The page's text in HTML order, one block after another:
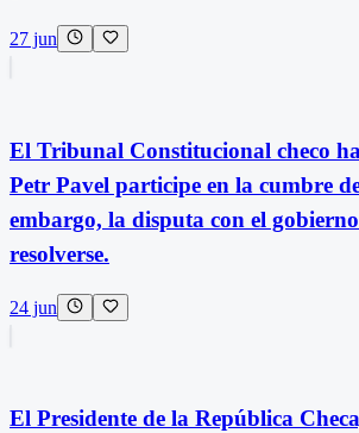
27 jun
El Tribunal Constitucional checo
Petr Pavel participe en la cumbre
embargo, la disputa con el
resolverse.
24 jun
El Presidente de la República